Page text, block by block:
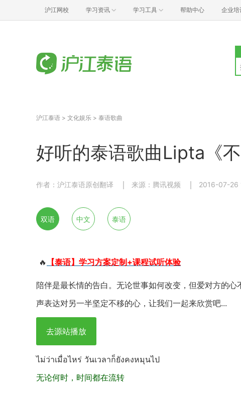
沪江网校 学习资讯 学习工具 帮助中心 企业培
沪江泰语 > 文化娱乐 > 泰语歌曲
好听的泰语歌曲Lipta《不
作者：沪江泰语原创翻译 来源：腾讯视频 2016-07-26
双语 中文 泰语
🔥 【泰语】学习方案定制+课程试听体验
陪伴是最长情的告白。无论世事如何改变，但爱对方的
声表达对另一半坚定不移的心，让我们一起来欣赏吧...
去源站播放
ไม่ว่าเมื่อไหร่ วันเวลาก็ยังคงหมุนไป
无论何时，时间都在流转